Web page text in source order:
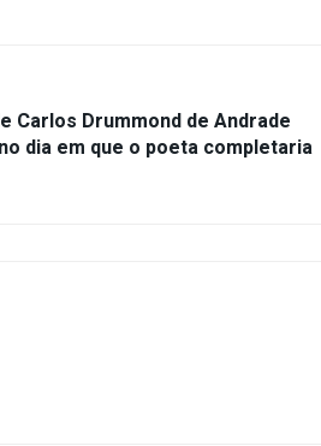
Carlos Drummond de Andrade
dia em que o poeta completaria